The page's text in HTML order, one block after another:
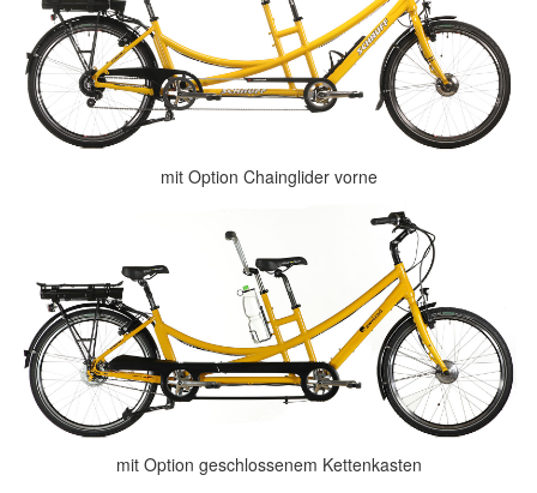
mit Option Chainglider vorne
mit Option geschlossenem Kettenkasten